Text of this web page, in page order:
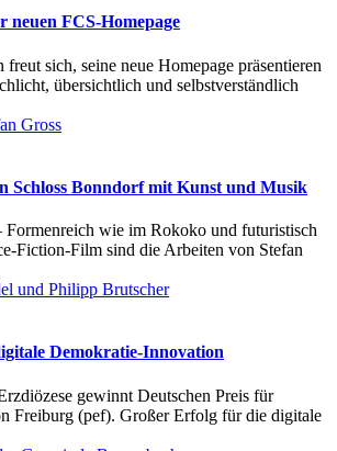
neuen FCS-Homepage
sich, seine neue Homepage präsentieren
übersichtlich und selbstverständlich
Schloss Bonndorf mit Kunst und Musik
wie im Rokoko und futuristisch
Fiction-Film sind die Arbeiten von Stefan
Demokratie-Innovation
gewinnt Deutschen Preis für
Freiburg (pef). Großer Erfolg für die digitale